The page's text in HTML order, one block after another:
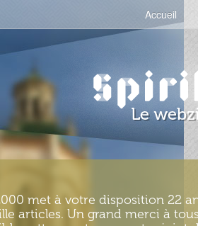
Accueil
met à votre disposition 22
articles. Un grand merci à